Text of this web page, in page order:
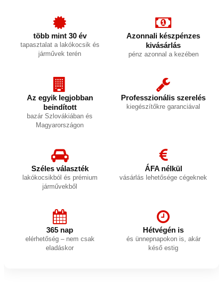
több mint 30 év
tapasztalat a lakókocsik és
járművek terén
Azonnali készpénzes
kivásárlás
pénz azonnal a kezében
Az egyik legjobban
beindított
bazár Szlovákiában és
Magyarországon
Professzionális szerelés
kiegészítőkre garanciával
Széles választék
lakókocsikból és prémium
járművekből
ÁFA nélkül
vásárlás lehetősége cégeknek
365 nap
elérhetőség – nem csak
eladáskor
Hétvégén is
és ünnepnapokon is, akár
késő estig